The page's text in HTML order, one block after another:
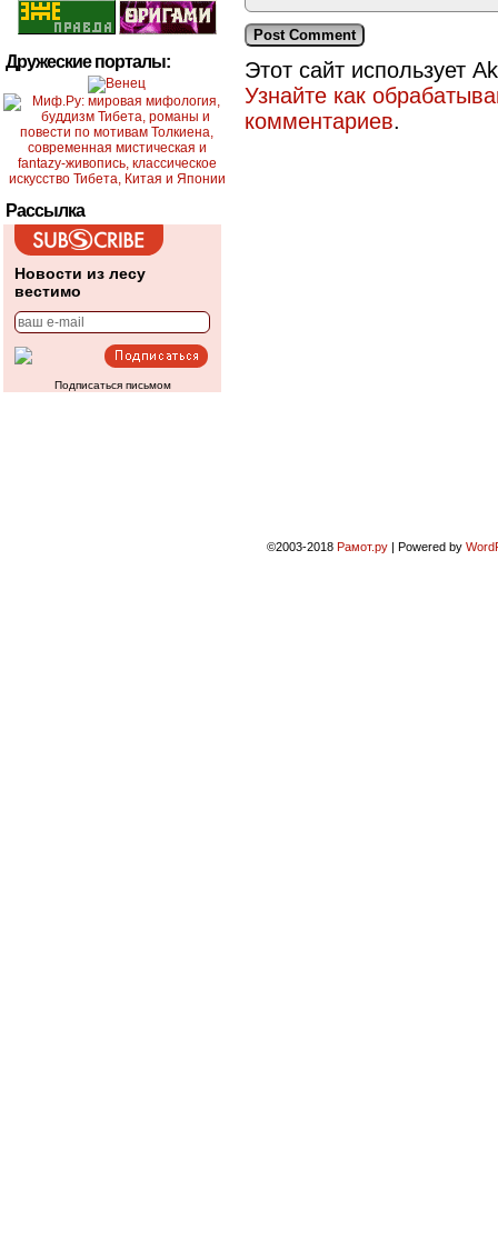
Дружеские порталы:
Рассылка
Новости из лесу
вестимо
Подписаться письмом
Этот сайт использует
Узнайте как
комментариев.
©2003-2018 Рамот.ру | Powered by